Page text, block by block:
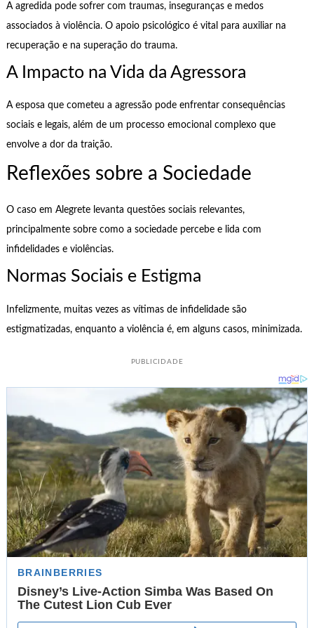
A agredida pode sofrer com traumas, inseguranças e medos
associados à violência. O apoio psicológico é vital para auxiliar na
recuperação e na superação do trauma.
A Impacto na Vida da Agressora
A esposa que cometeu a agressão pode enfrentar consequências
sociais e legais, além de um processo emocional complexo que
envolve a dor da traição.
Reflexões sobre a Sociedade
O caso em Alegrete levanta questões sociais relevantes,
principalmente sobre como a sociedade percebe e lida com
infidelidades e violências.
Normas Sociais e Estigma
Infelizmente, muitas vezes as vítimas de infidelidade são
estigmatizadas, enquanto a violência é, em alguns casos, minimizada.
PUBLICIDADE